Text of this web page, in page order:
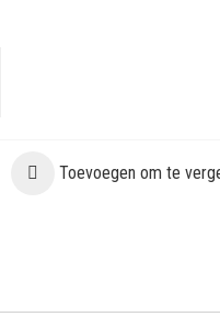
Toevoegen om te